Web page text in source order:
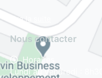
Lire la suite
Nous contacter
Horaires
Lundi au vendredi :